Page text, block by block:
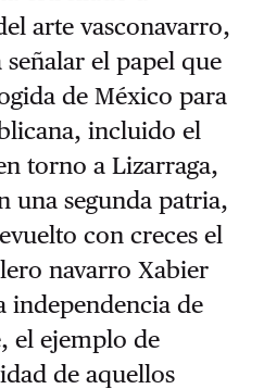
arte vasconavarro,
el papel que
de México para
incluido el
torno a Lizarraga,
una segunda patria,
con creces el
navarro Xabier
independencia de
el ejemplo de
de aquellos